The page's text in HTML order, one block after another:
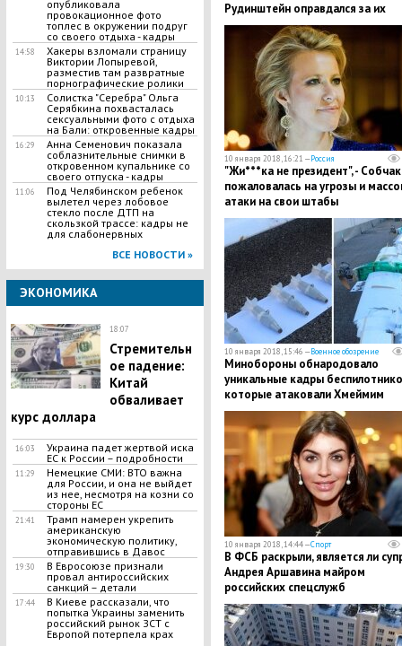
опубликовала
провокационное фото
топлес в окружении подруг
со своего отдыха - кадры
14:58
Хакеры взломали страницу
Виктории Лопыревой,
разместив там развратные
порнографические ролики
10:13
Солистка "Серебра" Ольга
Серябкина похвасталась
сексуальными фото с отдыха
на Бали: откровенные кадры
16:29
Анна Семенович показала
соблазнительные снимки в
откровенном купальнике со
своего отпуска - кадры
11:06
Под Челябинском ребенок
вылетел через лобовое
стекло после ДТП на
скользкой трассе: кадры не
для слабонервных
ВСЕ НОВОСТИ »
ЭКОНОМИКА
18:07
Стремительн
ое падение:
Китай
обваливает
курс доллара
16:03
Украина падет жертвой иска
ЕС к России – подробности
11:29
Немецкие СМИ: ВТО важна
для России, и она не выйдет
из нее, несмотря на козни со
стороны ЕС
21:41
Трамп намерен укрепить
американскую
экономическую политику,
отправившись в Давос
19:30
В Евросоюзе признали
провал антироссийских
санкций – детали
17:44
В Киеве рассказали, что
попытка Украины заменить
российский рынок ЗСТ с
Европой потерпела крах
Рудинштейн оправдался за их
совместный снимок -
10 января 2018, 16:21 —Россия
"Жи***ка не президент", - Собчак
пожаловалась на угрозы и
атаки на свои штабы
10 января 2018, 15:46 —Военное обозрение
Минобороны обнародовало
уникальные кадры
которые атаковали Хмеймим
10 января 2018, 14:44 —Спорт
В ФСБ раскрыли, является ли
Андрея Аршавина майром
российских спецслужб